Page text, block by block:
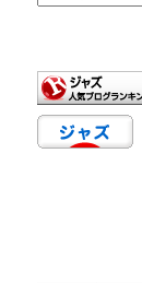
リ
ー